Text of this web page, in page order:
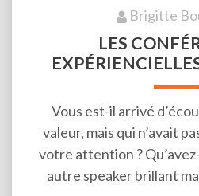
Brigitte
LES
Vous est-il arrivé
valeur, mais qui n’avait
votre attention ?
autre speaker brillant